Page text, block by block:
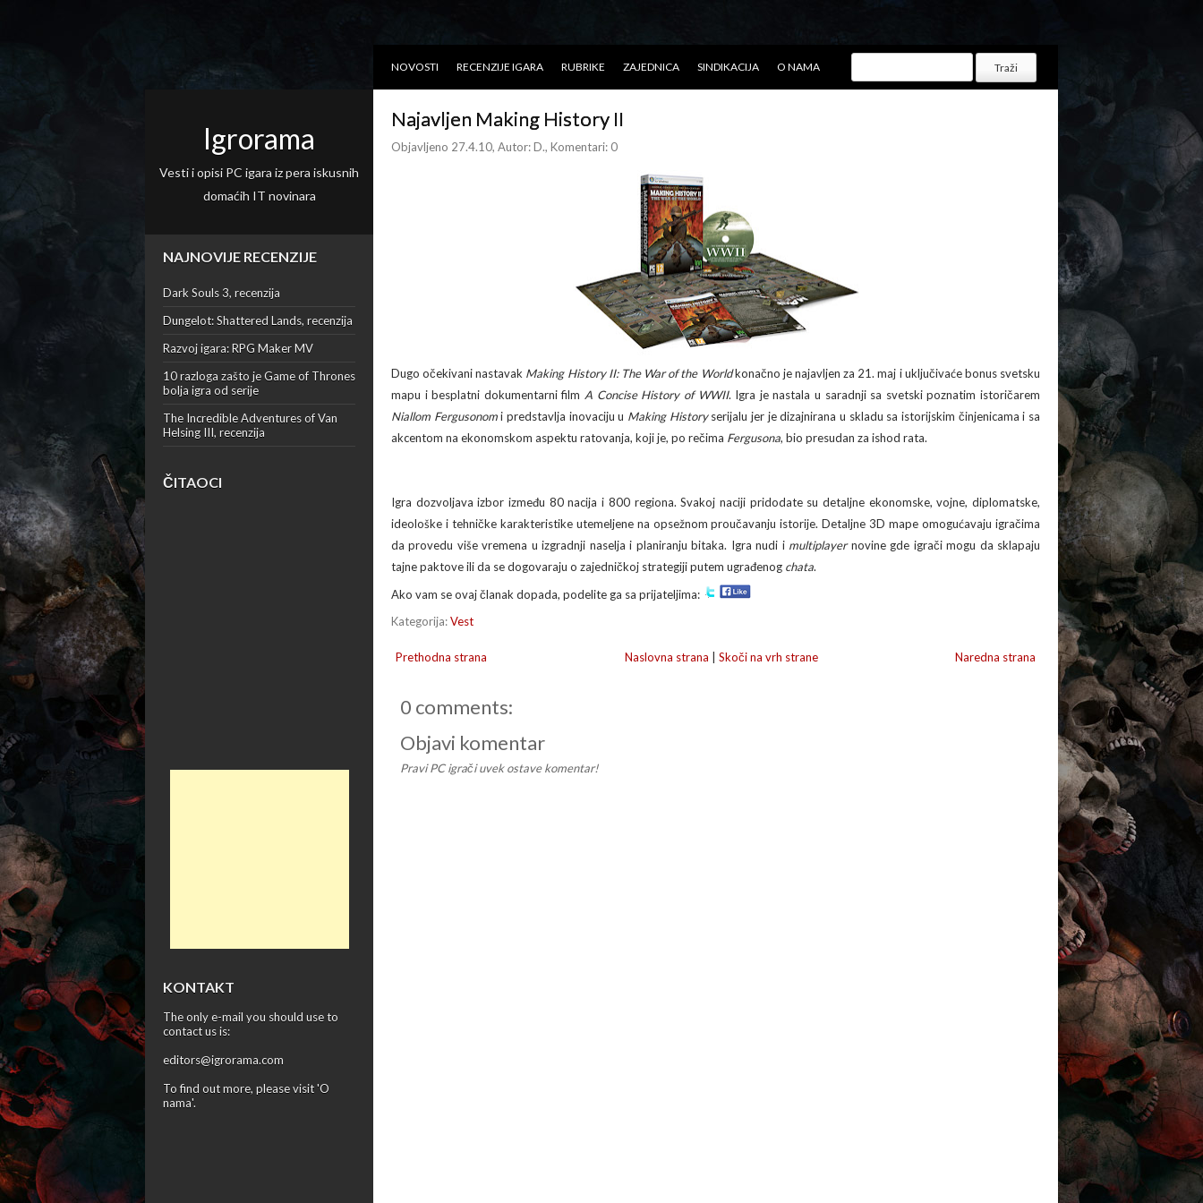
NOVOSTI RECENZIJE IGARA RUBRIKE ZAJEDNICA SINDIKACIJA O NAMA
Igrorama
Vesti i opisi PC igara iz pera iskusnih
domaćih IT novinara
NAJNOVIJE RECENZIJE
Dark Souls 3, recenzija
Dungelot: Shattered Lands, recenzija
Razvoj igara: RPG Maker MV
10 razloga zašto je Game of Thrones
bolja igra od serije
The Incredible Adventures of Van
Helsing III, recenzija
ČITAOCI
KONTAKT
The only e-mail you should use to
contact us is:
editors@igrorama.com
To find out more, please visit 'O
nama'.
Najavljen Making History II
Objavljeno 27.4.10, Autor:D., Komentari: 0
Dugo očekivani nastavak Making History II: The War of the Worldkonačno je najavljen za 21. maj i uključivaće bonus svetsku
mapu i besplatni dokumentarni film A Concise History of WWII. Igra je nastala u saradnji sa svetski poznatim istoričarem
Niallom Fergusonomi predstavlja inovaciju u Making Historyserijalu jer je dizajnirana u skladu sa istorijskim činjenicama i sa
akcentom na ekonomskom aspektu ratovanja, koji je, po rečima Fergusona, bio presudan za ishod rata.
Igra dozvoljava izbor između 80 nacija i 800 regiona. Svakoj naciji pridodate su detaljne ekonomske, vojne, diplomatske,
ideološke i tehničke karakteristike utemeljene na opsežnom proučavanju istorije. Detaljne 3D mape omogućavaju igračima
da provedu više vremena u izgradnji naselja i planiranju bitaka. Igra nudi i multiplayernovine gde igrači mogu da sklapaju
tajne paktove ili da se dogovaraju o zajedničkoj strategiji putem ugrađenog chata.
Ako vam se ovaj članak dopada, podelite ga sa prijateljima:
Kategorija:Vest
Naredna strana
Prethodna strana Naslovna strana Skoči na vrh strane
0 comments:
Objavi komentar
Pravi PC igrači uvek ostave komentar!